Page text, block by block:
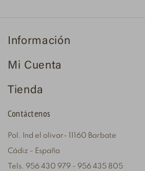
Información
Mi Cuenta
Tienda
Contáctenos
Pol. Ind el olivar- 11160 Barbate
Cádiz - España
Tels. 956 430 979 - 956 435 805